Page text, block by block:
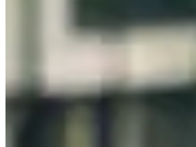
Organisateur
Course terminée